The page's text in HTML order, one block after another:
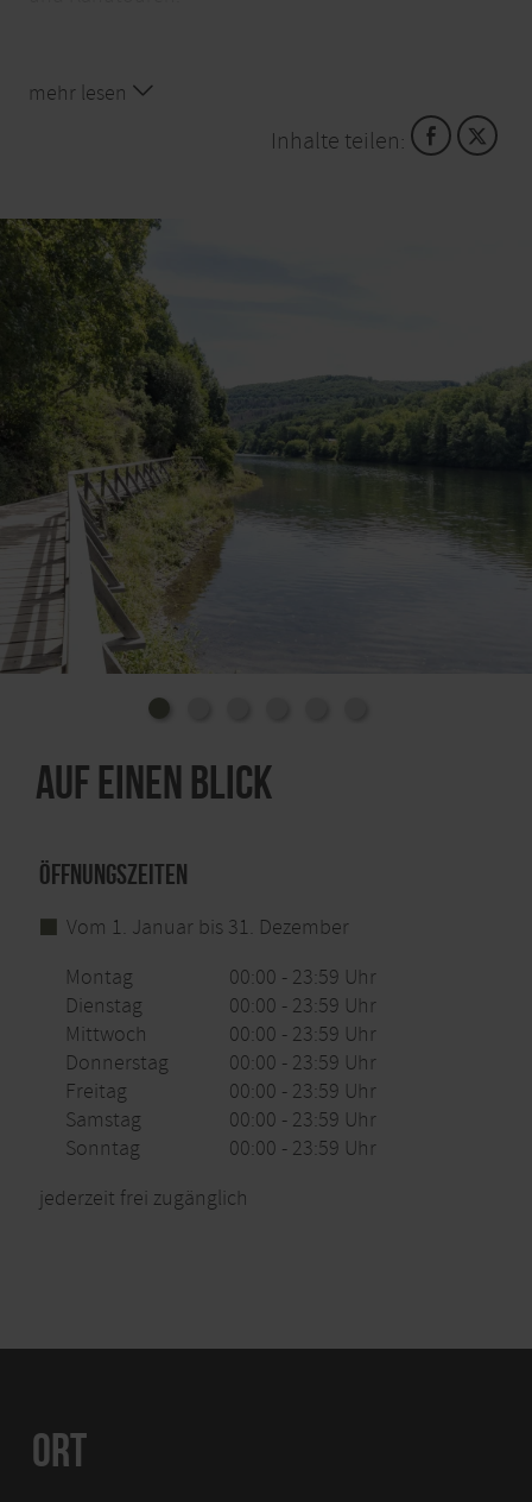
Ein besonderes Highlight ist der Dschungelpfad, der
entlang eines Teils des Ufers verläuft und eine
einzigartige Gelegenheit bietet, die reiche Natur der
Umgebung zu erkunden. Beim Umrunden des
imposanten Jugendstilkraftwerk Heimbach vorbei,
dessen beeindruckende Architektur einen
eindrucksvollen Kontrast zur natürlichen Umgebung
bildet.
Nach dieser Entdeckungsreise durch Natur und
Geschichte lohnt sich ein Abstecher in die
nahegelegene Stadt Heimbach, wo gemütliche Cafés
und charmante Gassen zum Verweilen einladen.
Das Staubecken Heimbach verbindet Erholung,
Aktivität und Naturerlebnis und ist das ideale Ziel für
einen entspannten Ausflug.
mehr lesen
Inhalte teilen:
Auf einen Blick
Öffnungszeiten
Vom 1. Januar bis 31. Dezember
Montag
00:00 - 23:59 Uhr
Dienstag
00:00 - 23:59 Uhr
Mittwoch
00:00 - 23:59 Uhr
Donnerstag
00:00 - 23:59 Uhr
Freitag
00:00 - 23:59 Uhr
Samstag
00:00 - 23:59 Uhr
Sonntag
00:00 - 23:59 Uhr
jederzeit frei zugänglich
ORT